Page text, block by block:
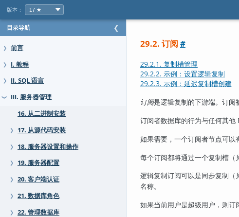
版本：
目录导航 ❮
❯ 前言
❯ I. 教程
❯ II. SQL 语言
❯
III. 服务器管理
16. 从二进制安装
❯ 17. 从源代码安装
❯ 18. 服务器设置和操作
❯ 19. 服务器配置
❯ 20. 客户端认证
❯ 21. 数据库角色
❯ 22. 管理数据库
29.2. 订阅 #
29.2.1. 复制槽管理
29.2.2. 示例：设置逻辑复制
29.2.3. 示例：延迟复制槽创建
订阅是逻辑复制的下游端。订阅
订阅者数据库的行为与任何其他
如果需要，一个订阅者节点可以
每个订阅都将通过一个复制槽（
逻辑复制订阅可以是同步复制（
名称。
如果当前用户是超级用户，则订